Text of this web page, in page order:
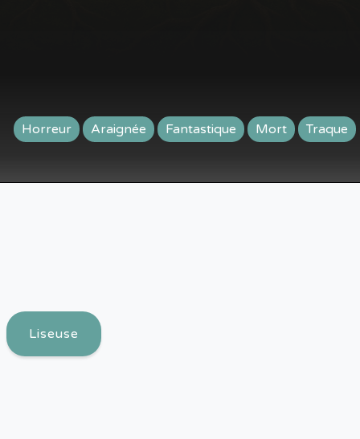
Horreur Araignée Fantastique Mort Traque
Liseuse